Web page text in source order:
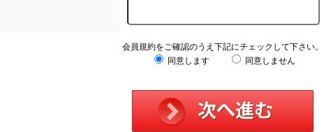
会員規約をご確認のうえ下記にチェックして下さい。
同意します
同意しません